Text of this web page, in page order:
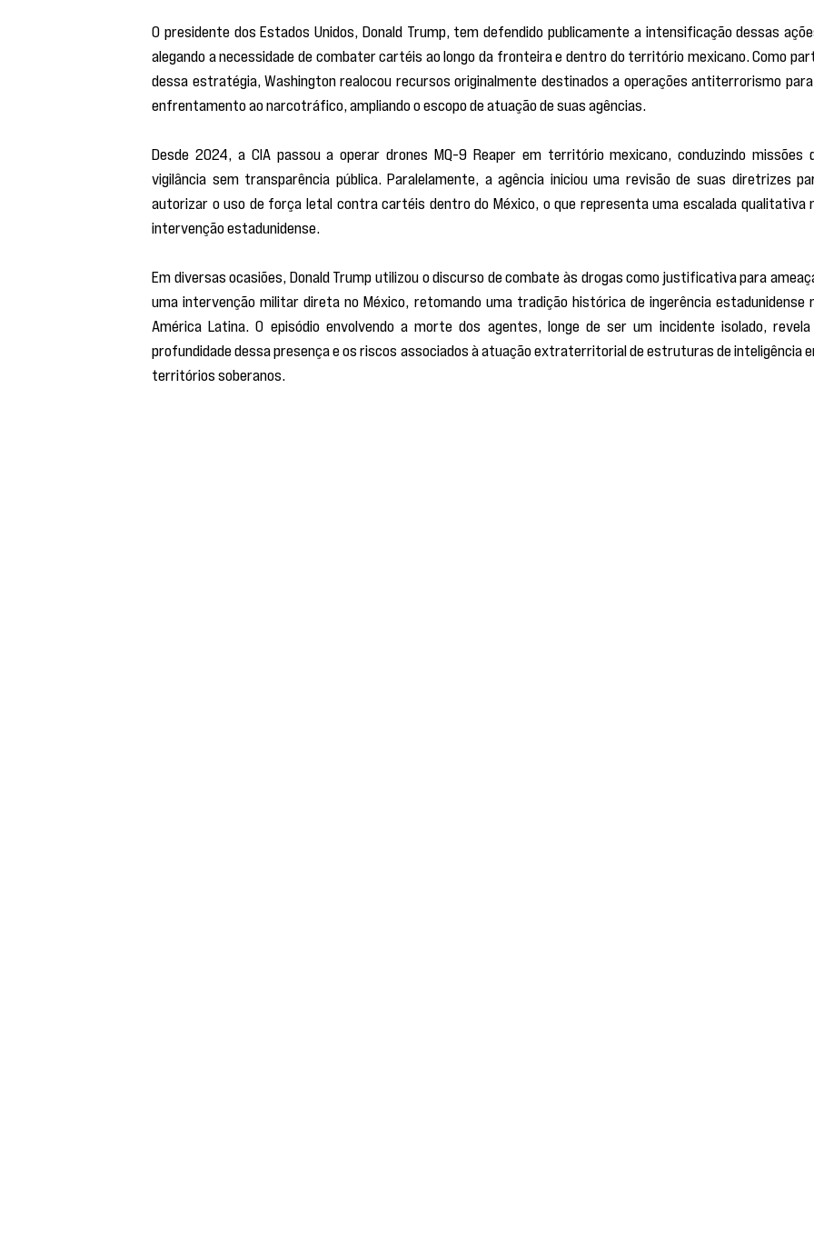
O presidente dos Estados Unidos, Donald Trump, tem defendido publicamente a intensificação dessas
alegando a necessidade de combater cartéis ao longo da fronteira e dentro do território mexicano. Como
dessa estratégia, Washington realocou recursos originalmente destinados a operações antiterrorismo
enfrentamento ao narcotráfico, ampliando o escopo de atuação de suas agências.
Desde 2024, a CIA passou a operar drones MQ-9 Reaper em território mexicano, conduzindo missões
vigilância sem transparência pública. Paralelamente, a agência iniciou uma revisão de suas diretrizes
autorizar o uso de força letal contra cartéis dentro do México, o que representa uma escalada qualitativa
intervenção estadunidense.
Em diversas ocasiões, Donald Trump utilizou o discurso de combate às drogas como justificativa para
uma intervenção militar direta no México, retomando uma tradição histórica de ingerência estadunidense
América Latina. O episódio envolvendo a morte dos agentes, longe de ser um incidente isolado,
profundidade dessa presença e os riscos associados à atuação extraterritorial de estruturas de inteligência
territórios soberanos.